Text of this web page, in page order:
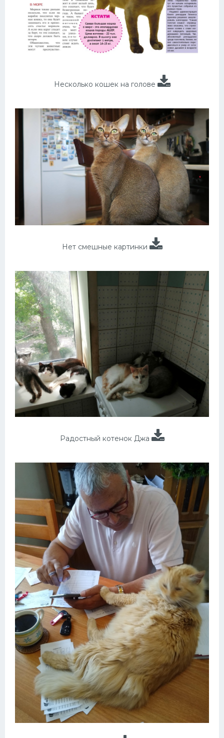
Несколько кошек на голове
Нет смешные картинки
Радостный котенок Джа